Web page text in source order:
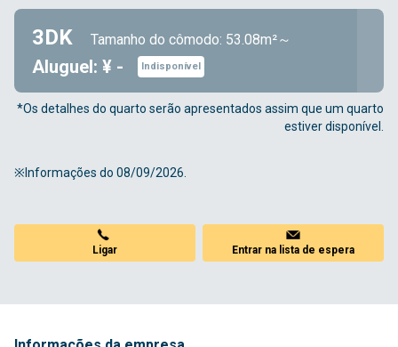
3DK Tamanho do cômodo: 53.08m²～
Aluguel: ¥ - Indisponível
*Os detalhes do quarto serão apresentados assim que um quarto
estiver disponível.
※Informações do 08/09/2026.
Ligar Entrar na lista de espera